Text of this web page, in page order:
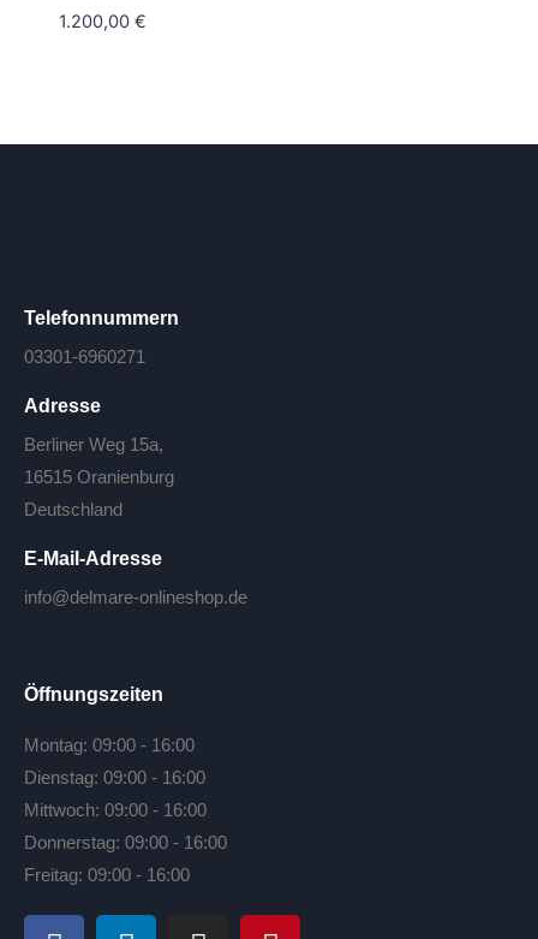
1.200,00 €
Telefonnummern
03301-6960271
Adresse
Berliner Weg 15a,
16515 Oranienburg
Deutschland
E-Mail-Adresse
info@delmare-onlineshop.de
Öffnungszeiten
Montag: 09:00 - 16:00
Dienstag: 09:00 - 16:00
Mittwoch: 09:00 - 16:00
Donnerstag: 09:00 - 16:00
Freitag: 09:00 - 16:00